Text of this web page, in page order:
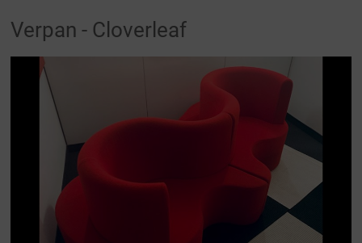
Verpan - Cloverleaf